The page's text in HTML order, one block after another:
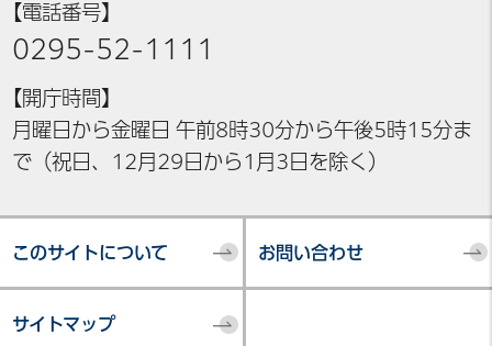
【電話番号】
0295-52-1111
【開庁時間】
月曜日から金曜日 午前8時30分から午後5時15分ま
で（祝日、12月29日から1月3日を除く）
このサイトについて お問い合わせ
サイトマップ